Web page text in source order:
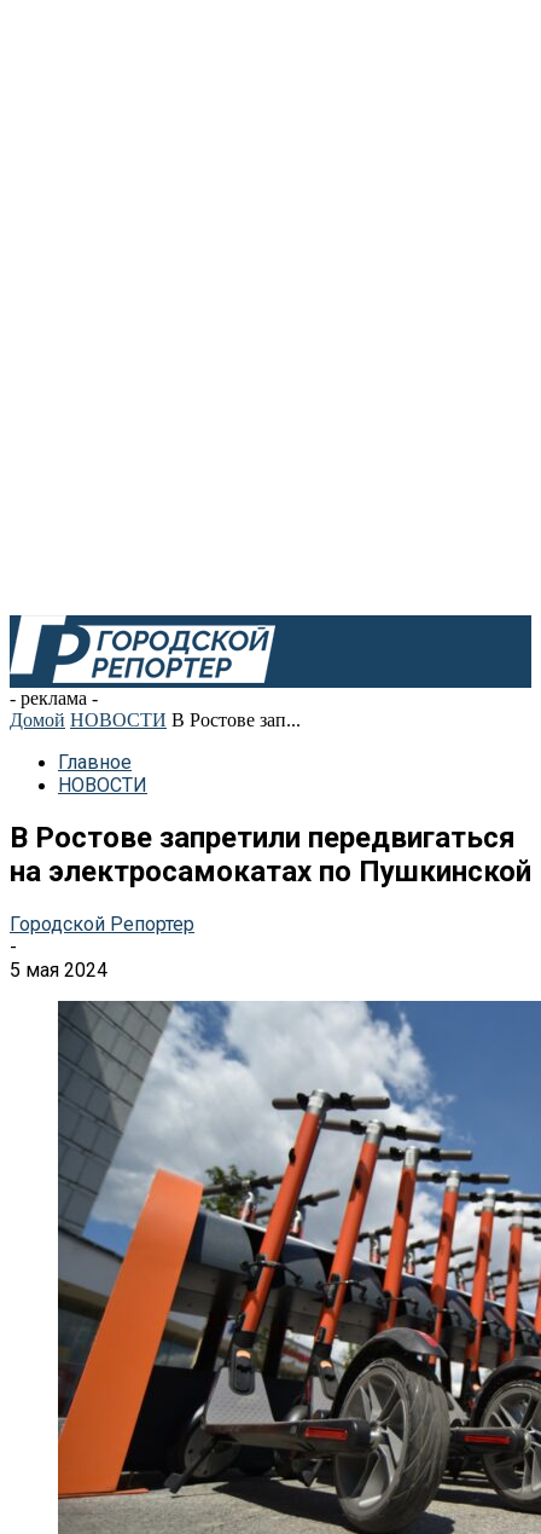
- реклама -
Домой НОВОСТИ В Ростове зап...
Главное
НОВОСТИ
В Ростове запретили передвигаться
на электросамокатах по Пушкинской
Городской Репортер
-
5 мая 2024